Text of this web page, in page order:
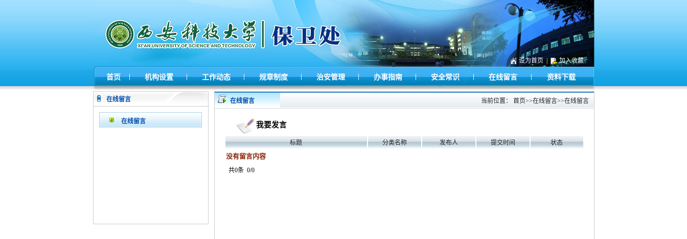
设为首页 | 加入收藏
首页 | 机构设置 | 工作动态 | 规章制度 | 治安管理 | 办事指南 | 安全常识 | 在线留言 | 资料下载
在线留言
在线留言
在线留言 当前位置： 首页>>在线留言>>在线留言
我要发言
标题 分类名称 发布人 提交时间 状态
没有留言内容
共0条 0/0